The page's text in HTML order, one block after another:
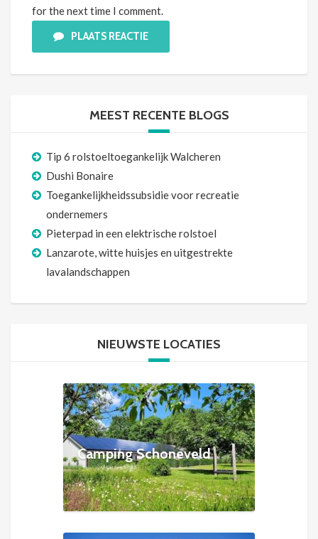
for the next time I comment.
PLAATS REACTIE
MEEST RECENTE BLOGS
Tip 6 rolstoeltoegankelijk Walcheren
Dushi Bonaire
Toegankelijkheidssubsidie voor recreatie
ondernemers
Pieterpad in een elektrische rolstoel
Lanzarote, witte huisjes en uitgestrekte
lavalandschappen
NIEUWSTE LOCATIES
Camping Schoneveld